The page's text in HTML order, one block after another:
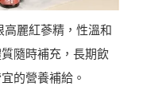
麗紅蔘精，性溫和
隨時補充，長期飲
的營養補給。